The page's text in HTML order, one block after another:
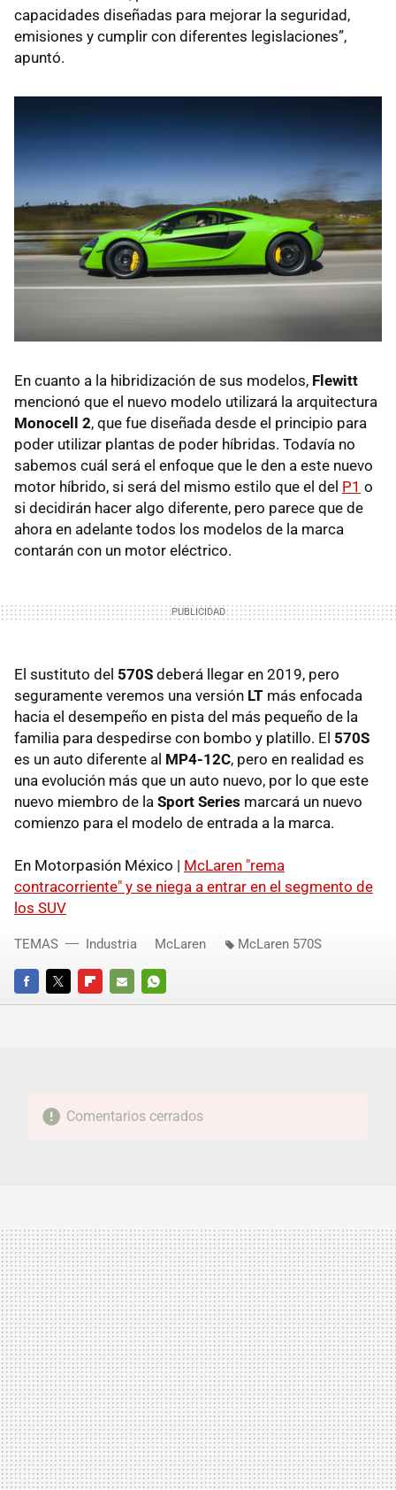
capacidades diseñadas para mejorar la seguridad,
emisiones y cumplir con diferentes legislaciones”,
apuntó.
En cuanto a la hibridización de sus modelos, Flewitt
mencionó que el nuevo modelo utilizará la arquitectura
Monocell 2, que fue diseñada desde el principio para
poder utilizar plantas de poder híbridas. Todavía no
sabemos cuál será el enfoque que le den a este nuevo
motor híbrido, si será del mismo estilo que el del P1 o
si decidirán hacer algo diferente, pero parece que de
ahora en adelante todos los modelos de la marca
contarán con un motor eléctrico.
El sustituto del 570S deberá llegar en 2019, pero
seguramente veremos una versión LT más enfocada
hacia el desempeño en pista del más pequeño de la
familia para despedirse con bombo y platillo. El 570S
es un auto diferente al MP4-12C, pero en realidad es
una evolución más que un auto nuevo, por lo que este
nuevo miembro de la Sport Series marcará un nuevo
comienzo para el modelo de entrada a la marca.
En Motorpasión México | McLaren "rema
contracorriente" y se niega a entrar en el segmento de
los SUV
FACEBOOKTWITTERFLIPBOARD
E-
WHATSAPP
TEMAS Industria McLaren McLaren 570S
Comentarios cerrados